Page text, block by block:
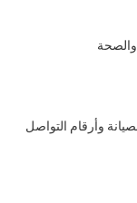
وأرقام التواصل